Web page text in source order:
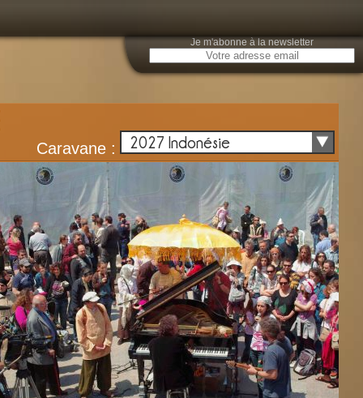
Caravane : 2027 Indonésie
Je m'abonne à la newsletter